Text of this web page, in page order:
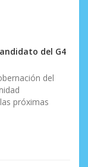
del G4
del
próximas